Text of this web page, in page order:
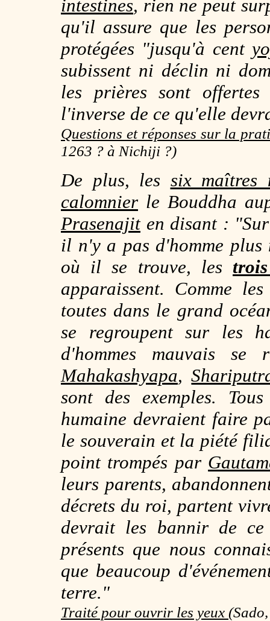
intestines, rien ne peut
qu'il assure que les
protégées "jusqu'à cent
subissent ni déclin ni
les prières sont offertes
l'inverse de ce qu'elle
Questions et réponses sur la
1263 ? à Nichiji ?)
De plus, les six maîtres
calomnier le Bouddha
Prasenajiten disant :
il n'y a pas d'homme
où il se trouve, les
apparaissent. Comme
toutes dans le grand
se regroupent sur les
d'hommes mauvais
Mahakashyapa,
sont des exemples.
humaine devraient faire
le souverain et la piété
point trompés par
leurs parents,
décrets du roi, partent
devrait les bannir de
présents que nous
que beaucoup
terre."
Traité pour ouvrir les yeux (